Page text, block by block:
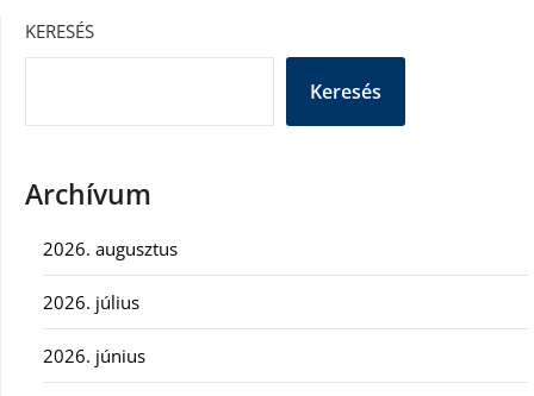
KERESÉS
Keresés
Archívum
2026. augusztus
2026. július
2026. június